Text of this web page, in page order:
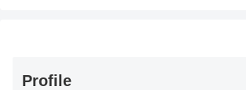
Profile